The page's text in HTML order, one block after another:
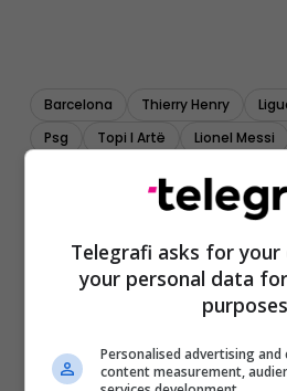
Barcelona Thierry Henry
Psg
Topi I Artë Lionel Messi
Telegrafi asks for
your personal data
Personalised advertising
content measurement,